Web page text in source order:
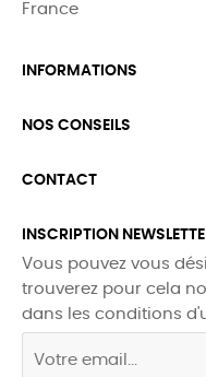
France
INFORMATIONS
NOS CONSEILS
CONTACT
INSCRIPTION
Vous pouvez vous
trouverez pour cela
dans les conditions